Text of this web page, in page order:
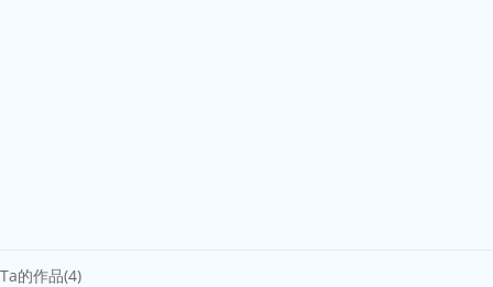
Ta的作品(4)